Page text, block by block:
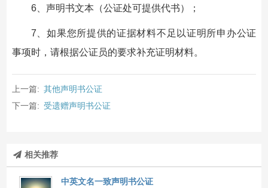
6、声明书文本（公证处可提供代书）；
7、如果您所提供的证据材料不足以证明所申办公证
事项时，请根据公证员的要求补充证明材料。
上一篇: 其他声明书公证
下一篇: 受遗赠声明书公证
相关推荐
中英文名一致声明书公证